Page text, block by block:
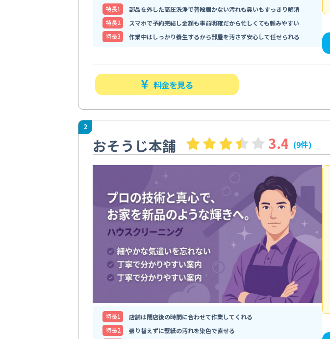
特⻑1
部品を外した高圧洗浄で普段届かない汚れも臭いもすっきり解消
特⻑2
スマホで予約完結し金額も事前明確だから忙しくても頼みやすい
特⻑3
作業中はしっかり養生するから部屋を汚さず安心して任せられる
料金を見る
2
おそうじ本舗 3.4 (9件)
特⻑1
店舗は閉店後の時間に合わせて作業してくれる
特⻑2
張り替えずに壁紙の汚れを染色で直せる